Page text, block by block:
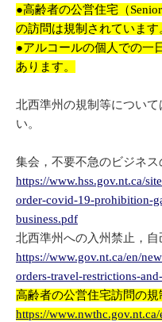
●高齢者の公営住宅（
の訪問は規制されています
●アルコールの個人での一
あります。
北西準州の規制等につい
い。
集会，不要不急のビジネス
https://www.hss.gov.nt.ca/
order-covid-19-prohibition-
business.pdf
北西準州への入州禁止，自
https://www.gov.nt.ca/en/
orders-travel-restrictions-
高齢者の公営住宅訪問の規
https://